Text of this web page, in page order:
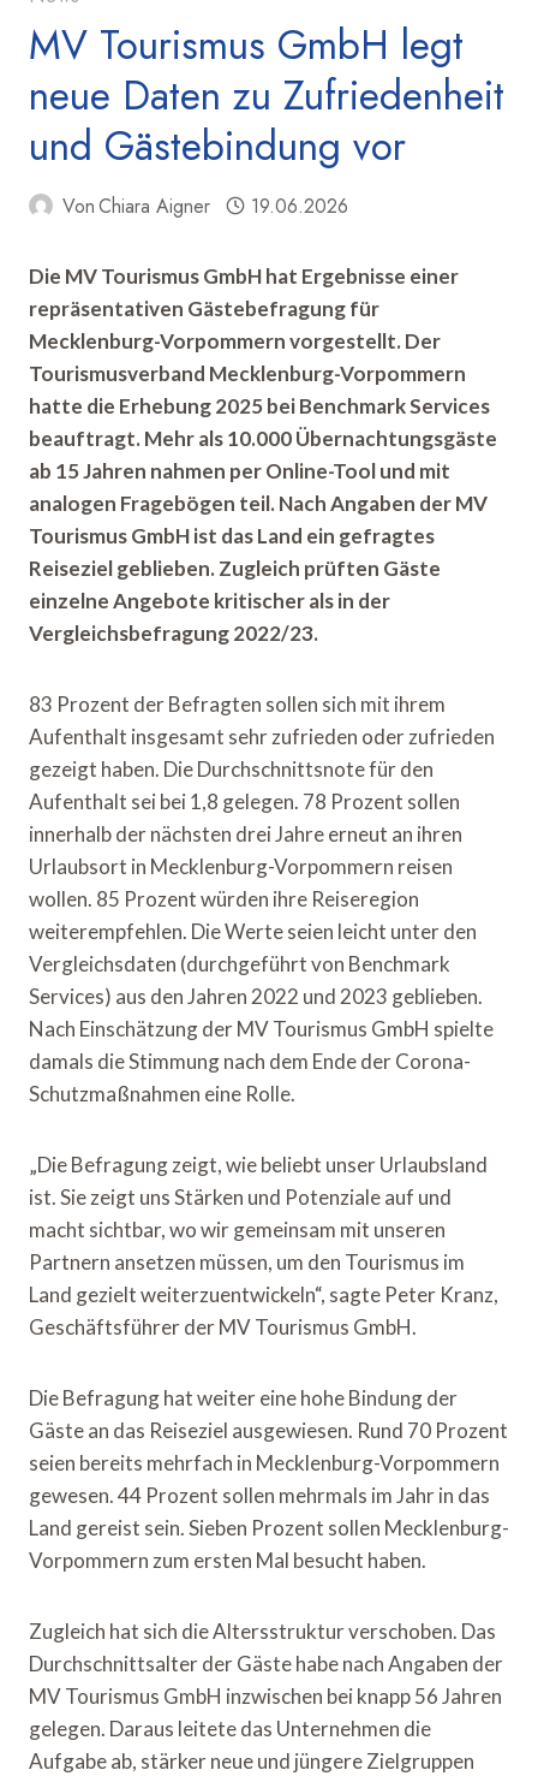
MV Tourismus GmbH legt
neue Daten zu Zufriedenheit
und Gästebindung vor
VonChiara Aigner 19.06.2026
Die MV Tourismus GmbH hat Ergebnisse einer
repräsentativen Gästebefragung für
Mecklenburg-Vorpommern vorgestellt. Der
Tourismusverband Mecklenburg-Vorpommern
hatte die Erhebung 2025 bei Benchmark Services
beauftragt. Mehr als 10.000 Übernachtungsgäste
ab 15 Jahren nahmen per Online-Tool und mit
analogen Fragebögen teil. Nach Angaben der MV
Tourismus GmbH ist das Land ein gefragtes
Reiseziel geblieben. Zugleich prüften Gäste
einzelne Angebote kritischer als in der
Vergleichsbefragung 2022/23.
83 Prozent der Befragten sollen sich mit ihrem
Aufenthalt insgesamt sehr zufrieden oder zufrieden
gezeigt haben. Die Durchschnittsnote für den
Aufenthalt sei bei 1,8 gelegen. 78 Prozent sollen
innerhalb der nächsten drei Jahre erneut an ihren
Urlaubsort in Mecklenburg-Vorpommern reisen
wollen. 85 Prozent würden ihre Reiseregion
weiterempfehlen. Die Werte seien leicht unter den
Vergleichsdaten (durchgeführt von Benchmark
Services) aus den Jahren 2022 und 2023 geblieben.
Nach Einschätzung der MV Tourismus GmbH spielte
damals die Stimmung nach dem Ende der Corona-
Schutzmaßnahmen eine Rolle.
„Die Befragung zeigt, wie beliebt unser Urlaubsland
ist. Sie zeigt uns Stärken und Potenziale auf und
macht sichtbar, wo wir gemeinsam mit unseren
Partnern ansetzen müssen, um den Tourismus im
Land gezielt weiterzuentwickeln“, sagte Peter Kranz,
Geschäftsführer der MV Tourismus GmbH.
Die Befragung hat weiter eine hohe Bindung der
Gäste an das Reiseziel ausgewiesen. Rund 70 Prozent
seien bereits mehrfach in Mecklenburg-Vorpommern
gewesen. 44 Prozent sollen mehrmals im Jahr in das
Land gereist sein. Sieben Prozent sollen Mecklenburg-
Vorpommern zum ersten Mal besucht haben.
Zugleich hat sich die Altersstruktur verschoben. Das
Durchschnittsalter der Gäste habe nach Angaben der
MV Tourismus GmbH inzwischen bei knapp 56 Jahren
gelegen. Daraus leitete das Unternehmen die
Aufgabe ab, stärker neue und jüngere Zielgruppen